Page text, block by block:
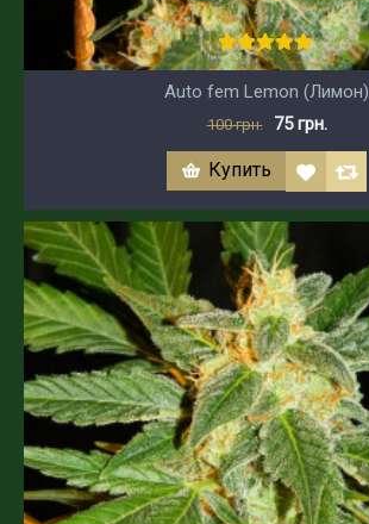
Auto fem Lemon (Лимон)
100 грн. 75 грн.
Купить